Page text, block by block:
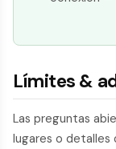
Límites &
Las preguntas
lugares o